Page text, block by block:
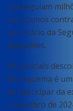
conseguiam
avançamos
secretário da
Gonçalves.
Os policiais
do esquema é
de participar da
novembro de